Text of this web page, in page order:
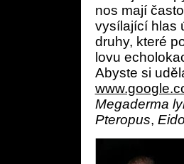
nos mají
vysílající hlas
druhy, které
lovu
Abyste si
Megaderma
Pteropus,